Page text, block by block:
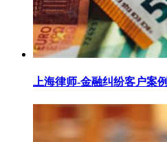
上海律师-金融纠纷客户案例